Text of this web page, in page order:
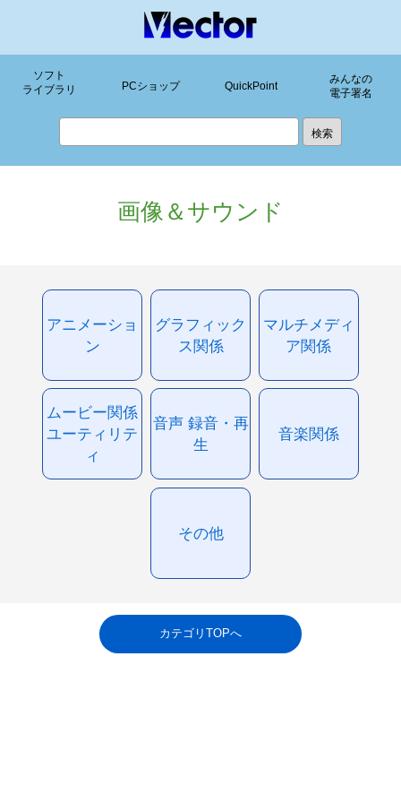
ソフト
ライブラリ
PCショップ QuickPoint
みんなの
電子署名
画像＆サウンド
アニメーショ
ン
グラフィック
ス関係
マルチメディ
ア関係
ムービー関係
ユーティリテ
ィ
音声 録音・再
生
音楽関係
その他
カテゴリTOPへ